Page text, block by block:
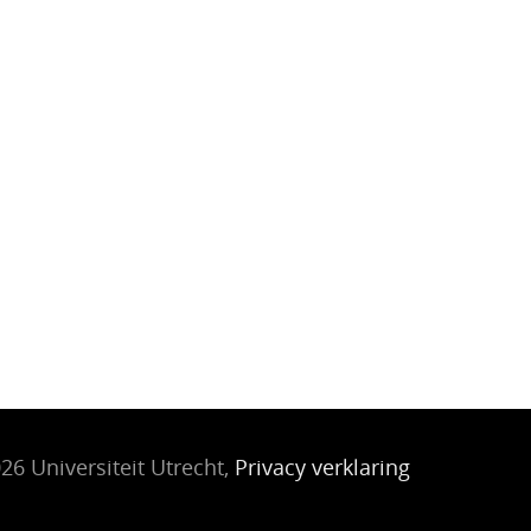
Universiteit Utrecht, Privacy verklaring